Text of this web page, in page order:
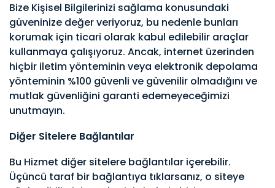
Bize Kişisel Bilgilerinizi sağlama konusundaki
güveninize değer veriyoruz, bu nedenle bunları
korumak için ticari olarak kabul edilebilir araçlar
kullanmaya çalışıyoruz. Ancak, internet üzerinden
hiçbir iletim yönteminin veya elektronik depolama
yönteminin %100 güvenli ve güvenilir olmadığını ve
mutlak güvenliğini garanti edemeyeceğimizi
unutmayın.
Diğer Sitelere Bağlantılar
Bu Hizmet diğer sitelere bağlantılar içerebilir.
Üçüncü taraf bir bağlantıya tıklarsanız, o siteye